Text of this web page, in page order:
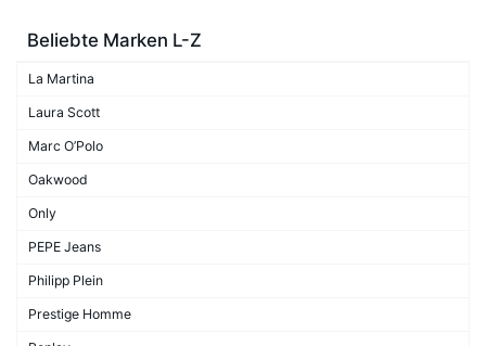
Beliebte Marken L-Z
La Martina
Laura Scott
Marc O’Polo
Oakwood
Only
PEPE Jeans
Philipp Plein
Prestige Homme